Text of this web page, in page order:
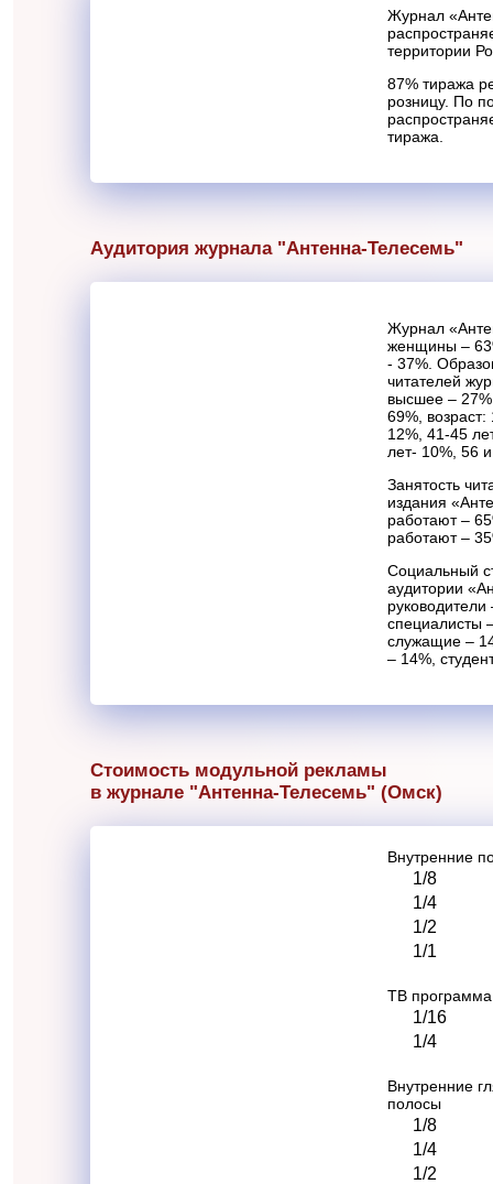
Журнал
территории
87% тиража
розницу. По
тиража.
Аудитория журнала "Антенна-Телесемь"
Журнал
женщины –
- 37%.
читателей
высшее –
69%,
12%, 41-45
лет- 10%, 56
Занятость
издания
работают –
работают –
Социальный
аудитории
руководители
специалисты
служащие –
– 14%,
Стоимость модульной рекламы
в журнале "Антенна-Телесемь" (Омск)
Внутренние
1/8
1/4
1/2
1/1
ТВ программа
1/16
1/4
Внутренние
полосы
1/8
1/4
1/2